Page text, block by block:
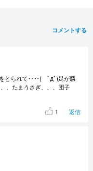
コメントする
をとられて‥‥( ﾟдﾟ)足が勝
、たまうさぎ、、、団子
1
返信